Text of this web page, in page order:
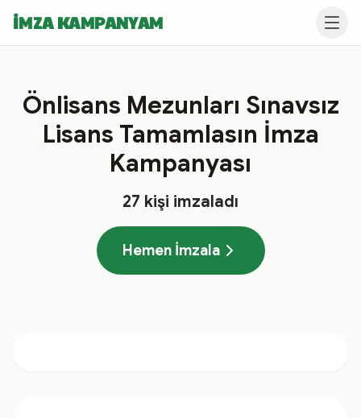
İMZA KAMPANYAM
Önlisans Mezunları Sınavsız
Lisans Tamamlasın İmza
Kampanyası
27 kişi imzaladı
Hemen İmzala